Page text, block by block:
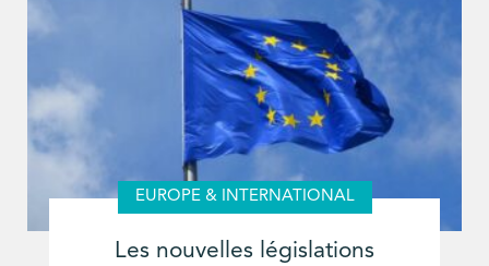
EUROPE & INTERNATIONAL
Les nouvelles législations